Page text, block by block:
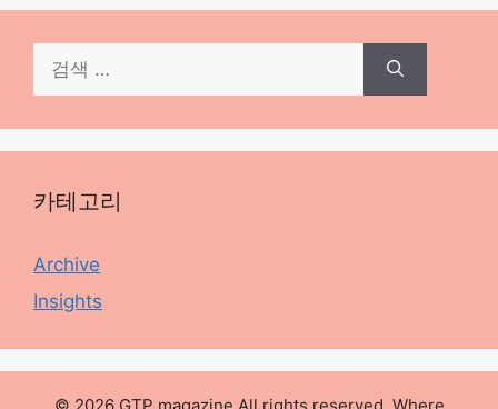
색:
카테고리
Archive
Insights